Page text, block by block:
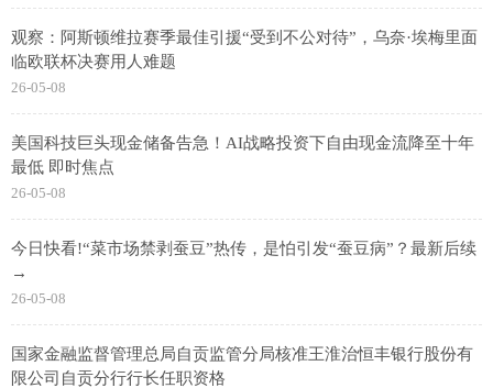
观察：阿斯顿维拉赛季最佳引援“受到不公对待”，乌奈·埃梅里面
临欧联杯决赛用人难题
26-05-08
美国科技巨头现金储备告急！AI战略投资下自由现金流降至十年
最低 即时焦点
26-05-08
今日快看!“菜市场禁剥蚕豆”热传，是怕引发“蚕豆病”？最新后续
→
26-05-08
国家金融监督管理总局自贡监管分局核准王淮治恒丰银行股份有
限公司自贡分行行长任职资格